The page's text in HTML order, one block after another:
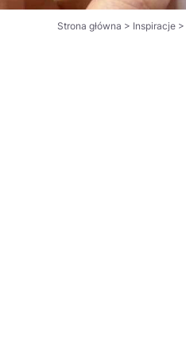
Strona główna > Inspiracje >